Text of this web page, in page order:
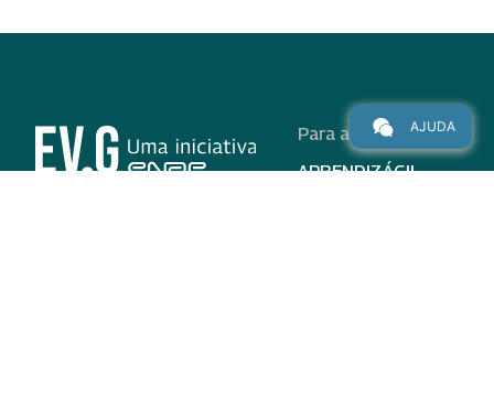
Para alunos
APRENDIZÁGIL
AJUDA